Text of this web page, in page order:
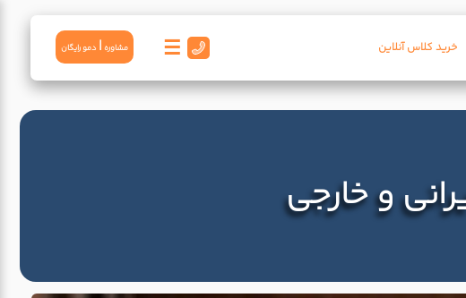
خرید کلاس آنلاین مشاوره | دمو رايگان ☰
و خارجی